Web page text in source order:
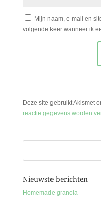
Mijn naam, e-mail en
volgende keer wanneer ik
Deze site gebruikt Akismet
reactie gegevens worden
Nieuwste berichten
Homemade granola